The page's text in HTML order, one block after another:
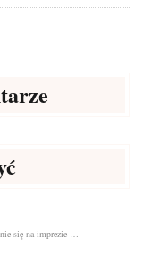
się na imprezie …